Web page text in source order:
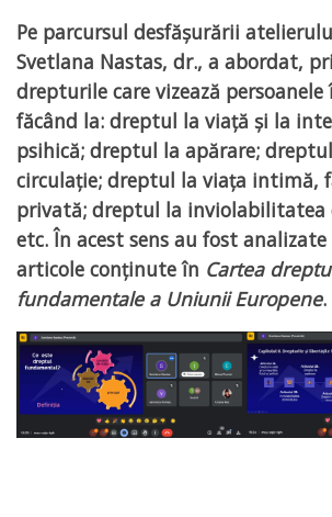
Pe parcursul desfășurării
Svetlana Nastas, dr., a abordat,
drepturile care vizează
făcând la: dreptul la viață și la
psihică; dreptul la apărare;
circulație; dreptul la viața intimă,
privată; dreptul la
etc. În acest sens au fost
articole conținute în Cartea
fundamentale a Uniunii Europene.